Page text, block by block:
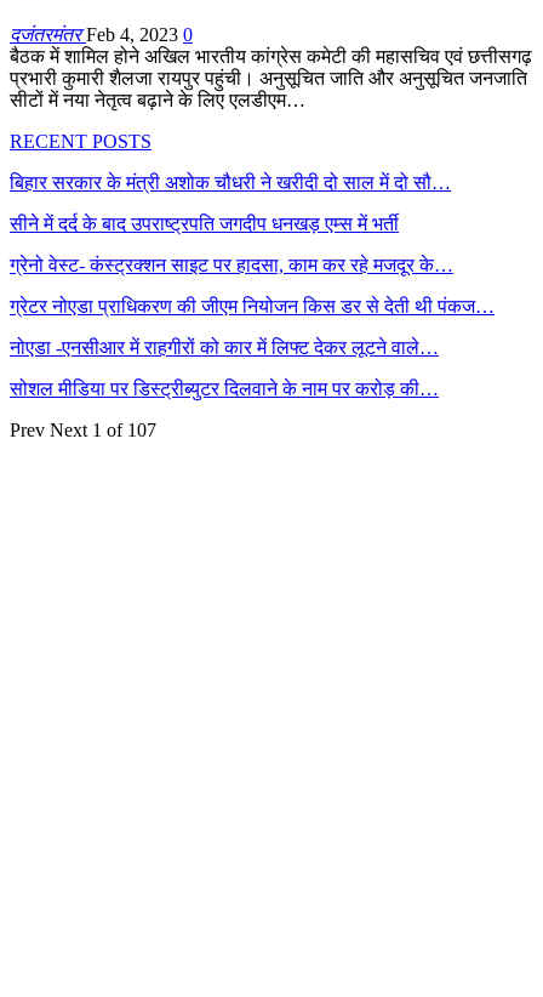
दजंतरमंतरFeb 4, 2023 0
बैठक में शामिल होने अखिल भारतीय कांग्रेस कमेटी की महासचिव एवं छत्तीसगढ़
प्रभारी कुमारी शैलजा रायपुर पहुंची। अनुसूचित जाति और अनुसूचित जनजाति
सीटों में नया नेतृत्व बढ़ाने के लिए एलडीएम…
RECENT POSTS
बिहार सरकार के मंत्री अशोक चौधरी ने खरीदी दो साल में दो सौ…
सीने में दर्द के बाद उपराष्ट्रपति जगदीप धनखड़ एम्स में भर्ती
ग्रेनो वेस्ट- कंस्ट्रक्शन साइट पर हादसा, काम कर रहे मजदूर के…
ग्रेटर नोएडा प्राधिकरण की जीएम नियोजन किस डर से देती थी पंकज…
नोएडा -एनसीआर में राहगीरों को कार में लिफ्ट देकर लूटने वाले…
सोशल मीडिया पर डिस्ट्रीब्युटर दिलवाने के नाम पर करोड़ की…
Prev Next 1 of 107